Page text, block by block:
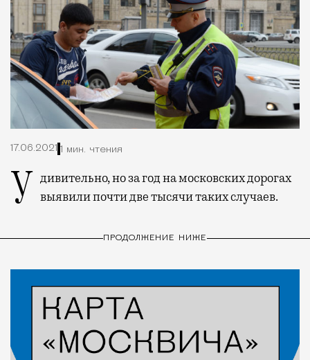
17.06.2021 1 мин. чтения
Удивительно, но за год на московских дорогах выявили почти две тысячи таких случаев.
ПРОДОЛЖЕНИЕ НИЖЕ